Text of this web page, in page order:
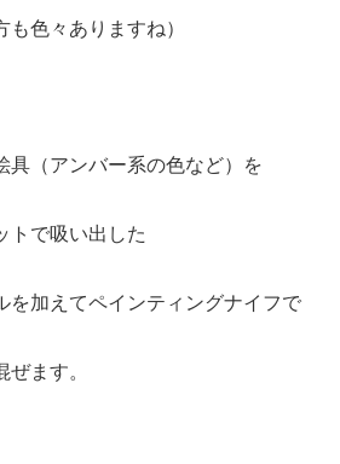
も色々ありますね）
具（アンバー系の色など）を
トで吸い出した
を加えてペインティングナイフで
ます。